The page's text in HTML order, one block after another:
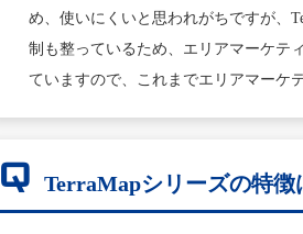
め、使いにくいと思われがちですが、
制も整っているため、エリアマーケテ
ていますので、これまでエリアマーケ
Q TerraMapシリーズの特徴